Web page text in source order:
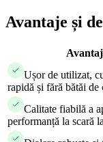
Avantaje și
Ușor de utilizat,
rapidă și fără bătăi de
Calitate fiabilă a
performanță la scară